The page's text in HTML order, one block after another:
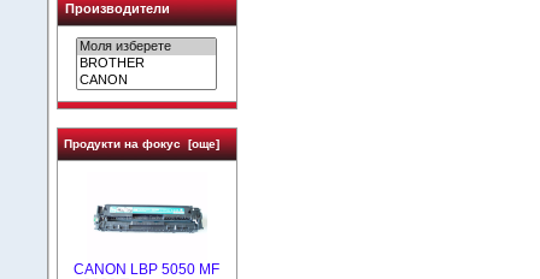
Производители
Продукти на фокус [още]
CANON LBP 5050 MF